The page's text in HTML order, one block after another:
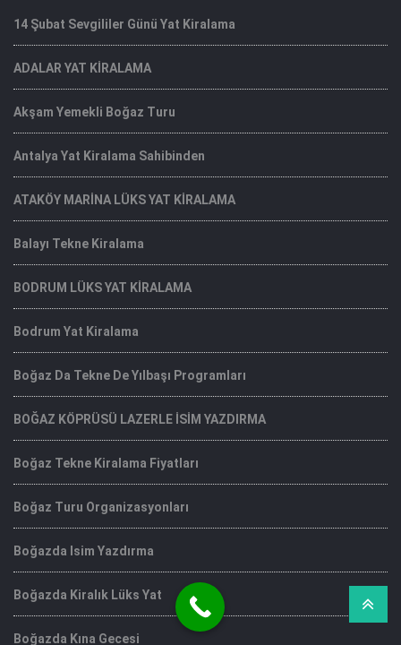
14 Şubat Sevgililer Günü Yat Kiralama
ADALAR YAT KİRALAMA
Akşam Yemekli Boğaz Turu
Antalya Yat Kiralama Sahibinden
ATAKÖY MARİNA LÜKS YAT KİRALAMA
Balayı Tekne Kiralama
BODRUM LÜKS YAT KİRALAMA
Bodrum Yat Kiralama
Boğaz Da Tekne De Yılbaşı Programları
BOĞAZ KÖPRÜSÜ LAZERLE İSİM YAZDIRMA
Boğaz Tekne Kiralama Fiyatları
Boğaz Turu Organizasyonları
Boğazda Isim Yazdırma
Boğazda Kiralık Lüks Yat
Boğazda Kına Gecesi